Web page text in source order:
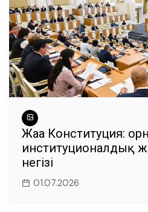
Жаңа Конституция:
институционалдық
негізі
01.07.2026